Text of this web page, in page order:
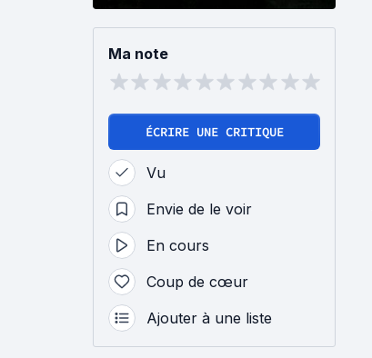
Ma note
ÉCRIRE UNE CRITIQUE
Vu
Envie de le voir
En cours
Coup de cœur
Ajouter à une liste